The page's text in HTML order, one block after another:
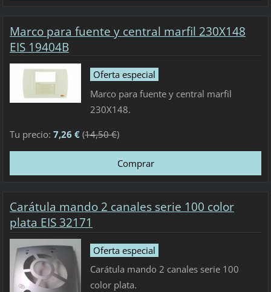
Marco para fuente y central marfil 230X148
EIS 19404B
Oferta especial
Marco para fuente y central marfil
230X148.
Tu precio: 7,26 €(14,50 €)
Carátula mando 2 canales serie 100 color
plata EIS 32171
Oferta especial
Carátula mando 2 canales serie 100
color plata.